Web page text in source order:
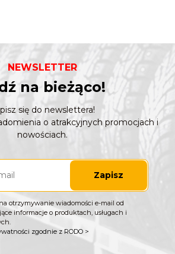
NEWSLETTER
na bieżąco!
się do newslettera!
o atrakcyjnych promocjach i
nowościach.
Zapisz
otrzymywanie wiadomości e-mail od
informacje o produktach, usługach i
zgodnie z RODO >